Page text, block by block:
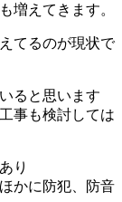
増えてきます。
てるのが現状で
ると思います
事も検討しては
り
に防犯、防音